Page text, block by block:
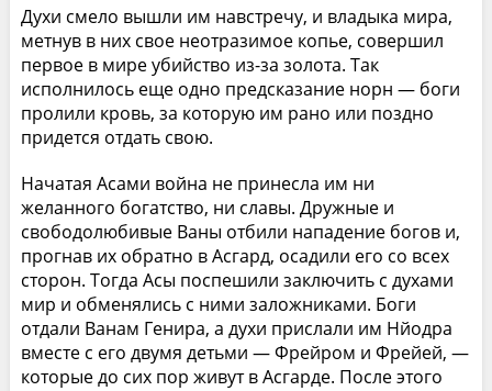
Духи смело вышли им навстречу, и владыка мира,
метнув в них свое неотразимое копье, совершил
первое в мире убийство из-за золота. Так
исполнилось еще одно предсказание норн — боги
пролили кровь, за которую им рано или поздно
придется отдать свою.
Начатая Асами война не принесла им ни
желанного богатство, ни славы. Дружные и
свободолюбивые Ваны отбили нападение богов и,
прогнав их обратно в Асгард, осадили его со всех
сторон. Тогда Асы поспешили заключить с духами
мир и обменялись с ними заложниками. Боги
отдали Ванам Генира, а духи прислали им Нйодра
вместе с его двумя детьми — Фрейром и Фрейей, —
которые до сих пор живут в Асгарде. После этого